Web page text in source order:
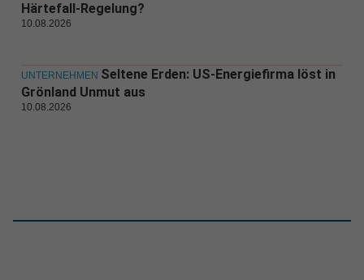
Härtefall-Regelung?
10.08.2026
UNTERNEHMEN Seltene Erden: US-Energiefirma löst in
Grönland Unmut aus
10.08.2026